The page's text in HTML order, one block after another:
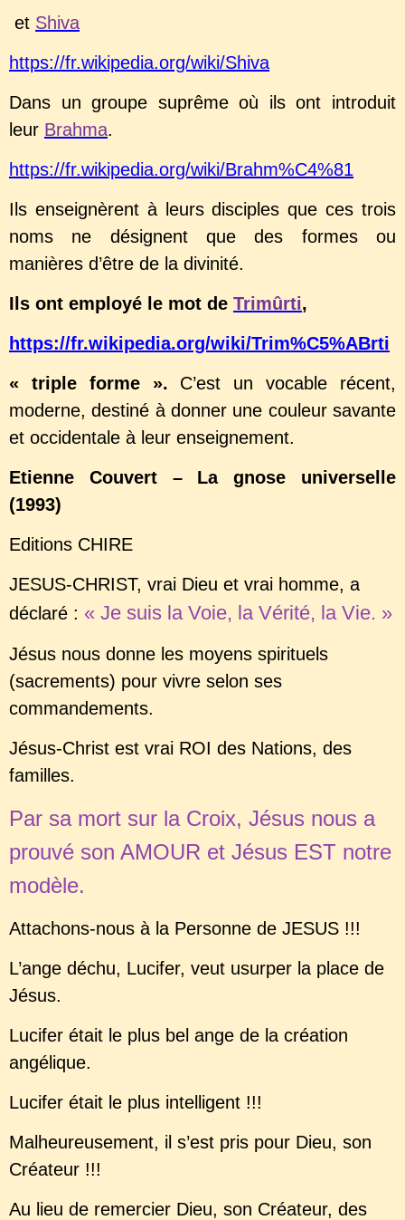
et Shiva
https://fr.wikipedia.org/wiki/Shiva
Dans un groupe suprême où ils ont introduit
leur Brahma.
https://fr.wikipedia.org/wiki/Brahm%C4%81
Ils enseignèrent à leurs disciples que ces trois
noms ne désignent que des formes ou
manières d’être de la divinité.
Ils ont employé le mot de Trimûrti,
https://fr.wikipedia.org/wiki/Trim%C5%ABrti
« triple forme ». C’est un vocable récent,
moderne, destiné à donner une couleur savante
et occidentale à leur enseignement.
Etienne Couvert – La gnose universelle
(1993)
Editions CHIRE
JESUS-CHRIST, vrai Dieu et vrai homme, a
déclaré : « Je suis la Voie, la Vérité, la Vie. »
Jésus nous donne les moyens spirituels
(sacrements) pour vivre selon ses
commandements.
Jésus-Christ est vrai ROI des Nations, des
familles.
Par sa mort sur la Croix, Jésus nous a
prouvé son AMOUR et Jésus EST notre
modèle.
Attachons-nous à la Personne de JESUS !!!
L’ange déchu, Lucifer, veut usurper la place de
Jésus.
Lucifer était le plus bel ange de la création
angélique.
Lucifer était le plus intelligent !!!
Malheureusement, il s’est pris pour Dieu, son
Créateur !!!
Au lieu de remercier Dieu, son Créateur, des